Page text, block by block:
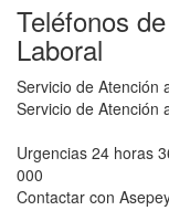
Teléfonos
Laboral
Servicio de Atención
Servicio de Atención
Urgencias 24 horas
000
Contactar con